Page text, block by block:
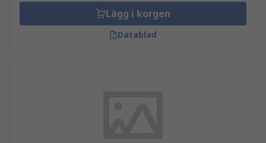
Lägg i korgen
Datablad